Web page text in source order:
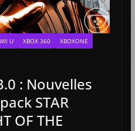
U XBOX 360 XBOXONE
: Nouvelles
STAR
OF THE